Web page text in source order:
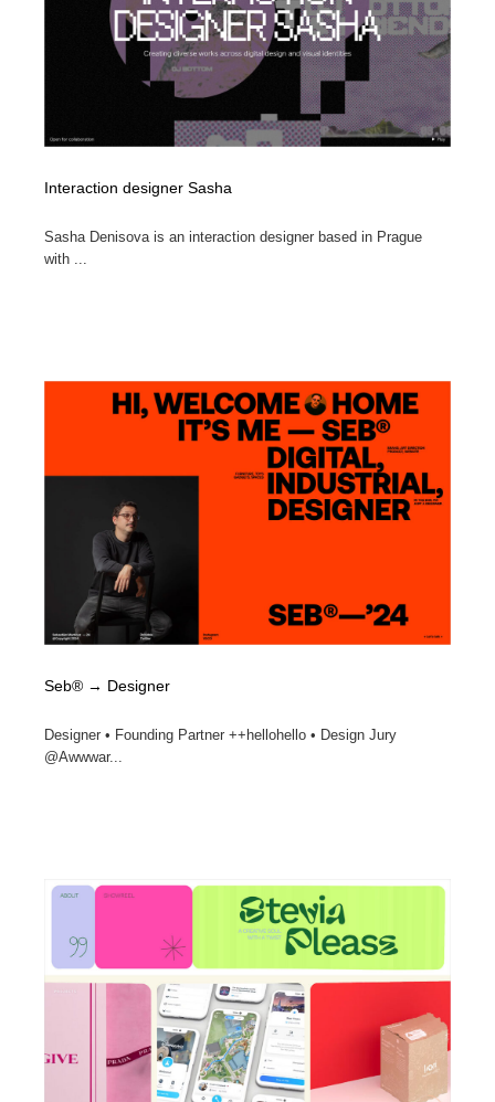
Interaction designer Sasha
Sasha Denisova is an interaction designer based in Prague
with ...
Seb® → Designer
Designer • Founding Partner ++hellohello • Design Jury
@Awwwar...